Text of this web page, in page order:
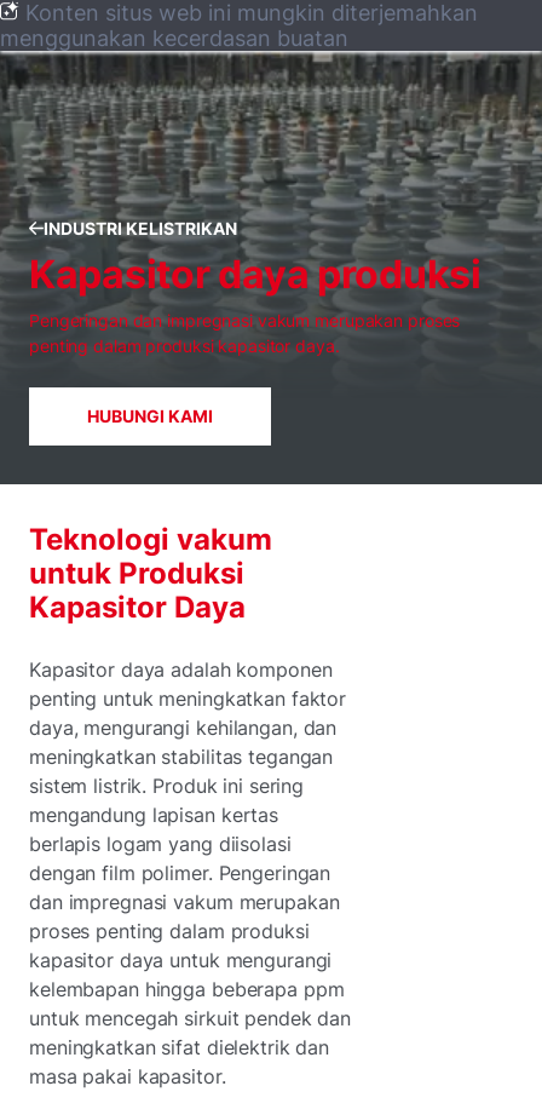
Konten situs web ini mungkin diterjemahkan
menggunakan kecerdasan buatan
INDUSTRI KELISTRIKAN
Kapasitor daya produksi
Pengeringan dan impregnasi vakum merupakan proses
penting dalam produksi kapasitor daya.
HUBUNGI KAMI
Teknologi vakum
untuk Produksi
Kapasitor Daya
Kapasitor daya adalah komponen
penting untuk meningkatkan faktor
daya, mengurangi kehilangan, dan
meningkatkan stabilitas tegangan
sistem listrik. Produk ini sering
mengandung lapisan kertas
berlapis logam yang diisolasi
dengan film polimer. Pengeringan
dan impregnasi vakum merupakan
proses penting dalam produksi
kapasitor daya untuk mengurangi
kelembapan hingga beberapa ppm
untuk mencegah sirkuit pendek dan
meningkatkan sifat dielektrik dan
masa pakai kapasitor.